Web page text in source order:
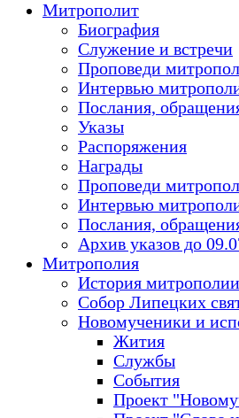
Митрополит
Биография
Служение и встречи
Проповеди
Интервью
Послания,
Указы
Распоряжения
Награды
Проповеди
Интервью
Послания,
Архив указов до
Митрополия
История митрополии
Собор Липецких
Новомученики и
Жития
Службы
События
Проект